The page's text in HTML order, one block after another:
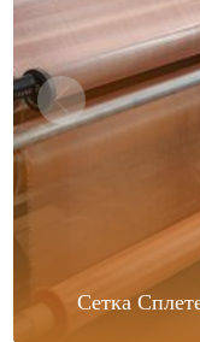
Сетка